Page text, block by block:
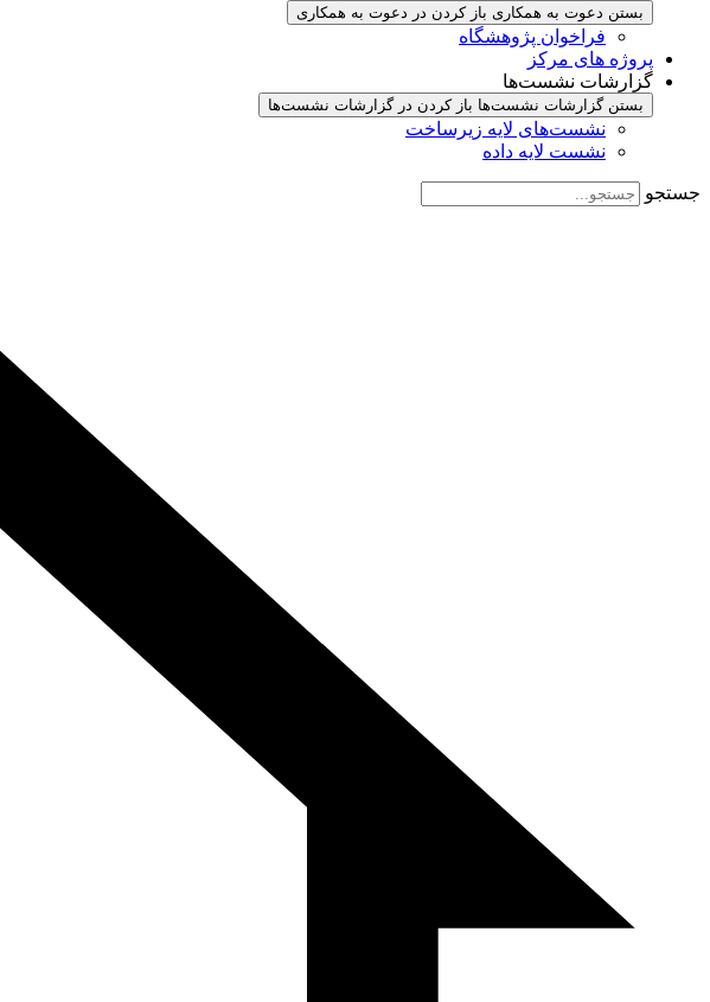
بستن دعوت به همکاری باز کردن در دعوت به همکاری
فراخوان پژوهشگاه
پروژه های مرکز
گزارشات نشست‌ها
بستن گزارشات نشست‌ها باز کردن در گزارشات نشست‌ها
نشست‌‌های لایه زیرساخت
نشست لایه داده
جستجو